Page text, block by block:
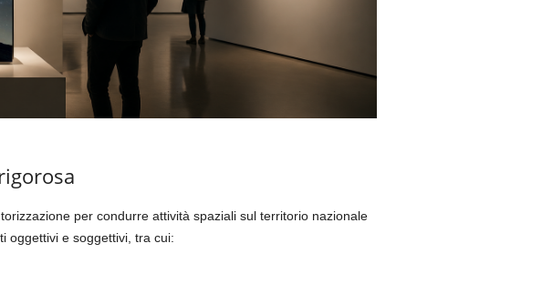
per condurre attività spaziali sul territorio nazionale
oggettivi e soggettivi, tra cui: